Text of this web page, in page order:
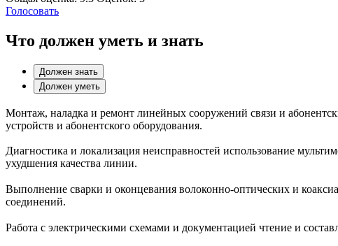
Голосовать
Что должен уметь и знать
Должен знать
Должен уметь
Монтаж, наладка и ремонт линейных сооружений связи и
устройств и абонентского оборудования.
Диагностика и локализация неисправностей использование
ухудшения качества линии.
Выполнение сварки и оконцевания волоконно‑оптических и
соединений.
Работа с электрическими схемами и документацией чтение и